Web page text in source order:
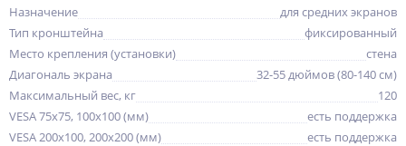
Назначение
для средних экранов
Тип кронштейна
фиксированный
Место крепления (установки)
стена
Диагональ экрана
32-55 дюймов (80-140 см)
Максимальный вес, кг
120
VESA 75x75, 100x100 (мм)
есть поддержка
VESA 200x100, 200x200 (мм)
есть поддержка